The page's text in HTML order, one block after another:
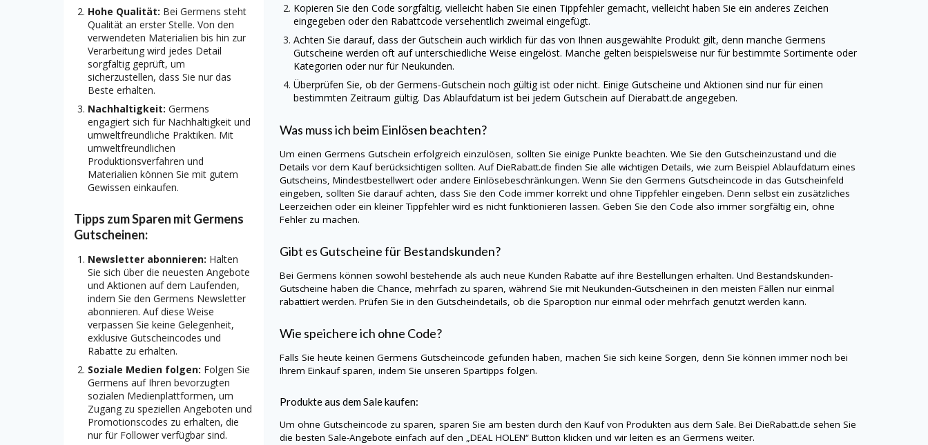
Kopieren Sie den Code sorgfältig, vielleicht haben Sie einen Tippfehler gemacht, vielleicht haben Sie ein anderes Zeichen
eingegeben oder den Rabattcode versehentlich zweimal eingefügt.
Achten Sie darauf, dass der Gutschein auch wirklich für das von Ihnen ausgewählte Produkt gilt, denn mancheGermens
Gutscheine werden oft auf unterschiedliche Weise eingelöst. Manche gelten beispielsweise nur für bestimmte Sortimente oder
Kategorien oder nur für Neukunden.
Überprüfen Sie, ob derGermens-Gutschein noch gültig ist oder nicht. Einige Gutscheine und Aktionen sind nur für einen
bestimmten Zeitraum gültig. Das Ablaufdatum ist bei jedem Gutschein auf Dierabatt.de angegeben.
Was muss ich beim Einlösen beachten?
Um einenGermensGutschein erfolgreich einzulösen, sollten Sie einige Punkte beachten. Wie Sie den Gutscheinzustand und die
Details vor dem Kauf berücksichtigen sollten. AufDieRabatt.de finden Sie alle wichtigen Details, wie zum Beispiel Ablaufdatum eines
Gutscheins, Mindestbestellwert oder andere Einlösebeschränkungen. Wenn Sie denGermensGutscheincode in das Gutscheinfeld
eingeben, sollten Sie darauf achten, dass Sie den Code immer korrekt und ohne Tippfehler eingeben. Denn selbst ein zusätzliches
Leerzeichen oder ein kleiner Tippfehler wird es nicht funktionieren lassen. Geben Sie den Code also immer sorgfältig ein, ohne
Fehler zu machen.
Gibt es Gutscheine für Bestandskunden?
BeiGermenskönnen sowohl bestehende als auch neue Kunden Rabatte auf ihre Bestellungen erhalten. Und Bestandskunden-
Gutscheine haben die Chance, mehrfach zu sparen, während Sie mit Neukunden-Gutscheinen in den meisten Fällen nur einmal
rabattiert werden. Prüfen Sie in den Gutscheindetails, ob die Sparoption nur einmal oder mehrfach genutzt werden kann.
Wie speichere ich ohne Code?
Falls Sie heute keinenGermensGutscheincode gefunden haben, machen Sie sich keine Sorgen, denn Sie können immer noch bei
Ihrem Einkauf sparen, indem Sie unseren Spartipps folgen.
Produkte aus dem Sale kaufen:
Um ohne Gutscheincode zu sparen, sparen Sie am besten durch den Kauf von Produkten aus dem Sale. BeiDieRabatt.de sehen Sie
die besten Sale-Angebote einfach auf den „DEAL HOLEN“ Button klicken und wir leiten es anGermensweiter.
Hohe Qualität: Bei Germens steht
Qualität an erster Stelle. Von den
verwendeten Materialien bis hin zur
Verarbeitung wird jedes Detail
sorgfältig geprüft, um
sicherzustellen, dass Sie nur das
Beste erhalten.
Nachhaltigkeit: Germens
engagiert sich für Nachhaltigkeit und
umweltfreundliche Praktiken. Mit
umweltfreundlichen
Produktionsverfahren und
Materialien können Sie mit gutem
Gewissen einkaufen.
Tipps zum Sparen mit Germens
Gutscheinen:
Newsletter abonnieren: Halten
Sie sich über die neuesten Angebote
und Aktionen auf dem Laufenden,
indem Sie den Germens Newsletter
abonnieren. Auf diese Weise
verpassen Sie keine Gelegenheit,
exklusive Gutscheincodes und
Rabatte zu erhalten.
Soziale Medien folgen: Folgen Sie
Germens auf Ihren bevorzugten
sozialen Medienplattformen, um
Zugang zu speziellen Angeboten und
Promotionscodes zu erhalten, die
nur für Follower verfügbar sind.